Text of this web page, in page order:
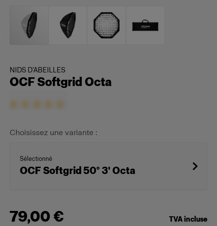
NIDS D’ABEILLES
OCF Softgrid Octa
Choisissez une variante :
Sélectionné
OCF Softgrid 50° 3' Octa
79,00 €
TVA incluse